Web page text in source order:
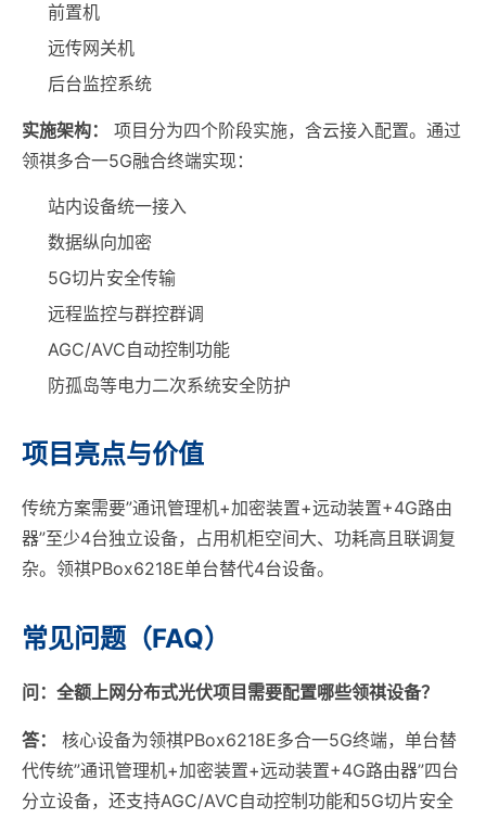
前置机
远传网关机
后台监控系统
实施架构：
项目分为四个阶段实施，含云接入配置。通过
领祺多合一5G融合终端实现：
站内设备统一接入
数据纵向加密
5G切片安全传输
远程监控与群控群调
AGC/AVC自动控制功能
防孤岛等电力二次系统安全防护
项目亮点与价值
传统方案需要”通讯管理机+加密装置+远动装置+4G路由
器”至少4台独立设备，占用机柜空间大、功耗高且联调复
杂。领祺PBox6218E单台替代4台设备。
常见问题（FAQ）
问：全额上网分布式光伏项目需要配置哪些领祺设备？
答：
核心设备为领祺PBox6218E多合一5G终端，单台替
代传统”通讯管理机+加密装置+远动装置+4G路由器”四台
分立设备，还支持AGC/AVC自动控制功能和5G切片安全